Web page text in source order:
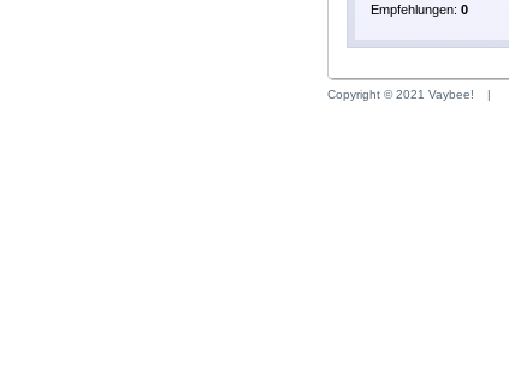
Empfehlungen: 0
Copyright © 2021 Vaybee! |